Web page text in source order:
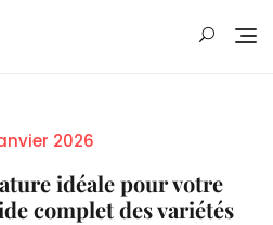
Posted
2026
idéale pour votre
complet des variétés